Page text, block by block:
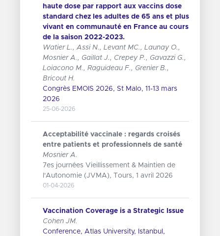
haute dose par rapport aux vaccins dose
standard chez les adultes de 65 ans et plus
vivant en communauté en France au cours
de la saison 2022-2023.
Watier L., Assi N., Levant MC., Launay O.,
Mosnier A., Gaillat J., Crepey P., Gavazzi G.,
Loiacono M., Raguideau F., Grenier B.,
Bricout H.
Congrès EMOIS 2026, St Malo, 11-13 mars
2026
25-06-2026
Acceptabilité vaccinale : regards croisés
entre patients et professionnels de santé
Mosnier A.
7es journées Vieillissement & Maintien de
l'Autonomie (JVMA), Tours, 1 avril 2026
01-04-2026
Vaccination Coverage is a Strategic Issue
Cohen JM.
Conference, Atlas University, Istanbul,